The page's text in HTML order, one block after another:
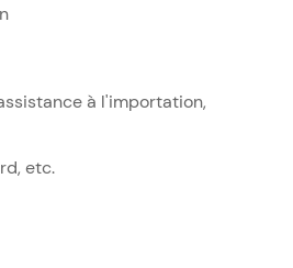
à l'importation,
etc.